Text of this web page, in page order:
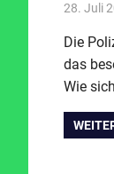
28. Juli
Die
das
Wie